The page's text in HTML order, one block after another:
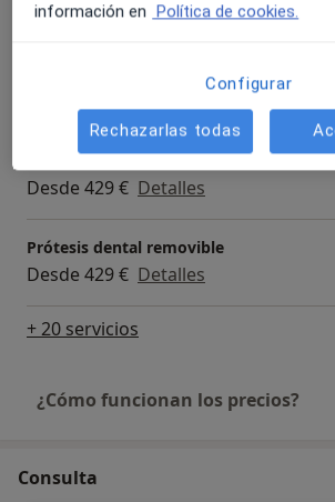
Desde 52 € Detalles
Prótesis dentales
Desde 429 € Detalles
Prótesis dental removible
Desde 429 € Detalles
+ 20 servicios
¿Cómo funcionan los precios?
Consulta
información en Política de cookies.
Configurar
Rechazarlas todas